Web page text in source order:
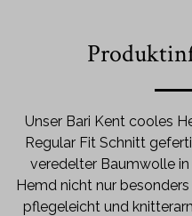
Unser Bari Kent cooles
Regular Fit Schnitt
veredelter Baumwolle
Hemd nicht nur
pflegeleicht und